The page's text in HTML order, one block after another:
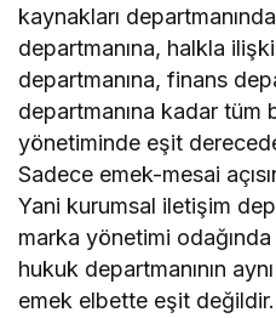
kaynakları
departmanına, halkla
departmanına, finans
departmanına kadar tüm
yönetiminde eşit
Sadece emek-mesai
Yani kurumsal iletişim
marka yönetimi
hukuk departmanının
emek elbette eşit